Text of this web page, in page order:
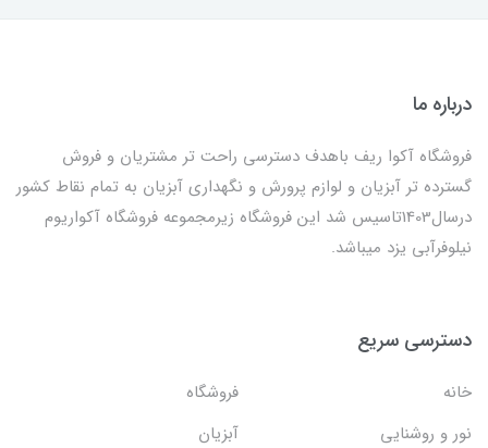
درباره ما
فروشگاه آکوا ریف باهدف دسترسی راحت تر مشتریان و فروش
گسترده تر آبزیان و لوازم پرورش و نگهداری آبزیان به تمام نقاط کشور
درسال1403تاسیس شد این فروشگاه زیرمجموعه فروشگاه آکواریوم
نیلوفرآبی یزد میباشد.
دسترسی سریع
خانه
فروشگاه
نور و روشنایی
آبزیان